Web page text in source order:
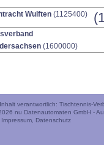
Wulften (1125400)
(1600000)
verantwortlich: Tischtennis-
nu Datenautomaten GmbH -
Impressum Datenschutz